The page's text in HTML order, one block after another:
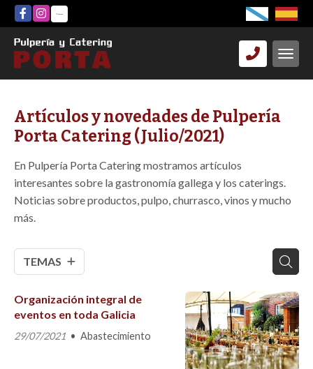
Artículos y novedades de Pulpería
Porta Catering (Julio/2021)
En Pulpería Porta Catering mostramos artículos
interesantes sobre la gastronomía gallega y los caterings.
Noticias sobre productos, pulpo, churrasco, vinos y mucho
más.
TEMAS
Organización integral de
eventos en toda Galicia
29/07/2021 Abastecimiento